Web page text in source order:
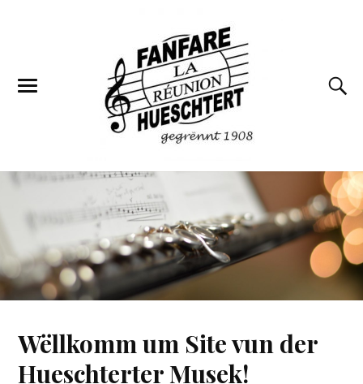
Wëllkomm um Site vun der
Hueschterter Musek!